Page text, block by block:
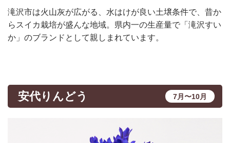
滝沢市は火山灰が広がる、水はけが良い土壌条件で、昔か
らスイカ栽培が盛んな地域。県内一の生産量で「滝沢すい
か」のブランドとして親しまれています。
安代りんどう 7月〜10月